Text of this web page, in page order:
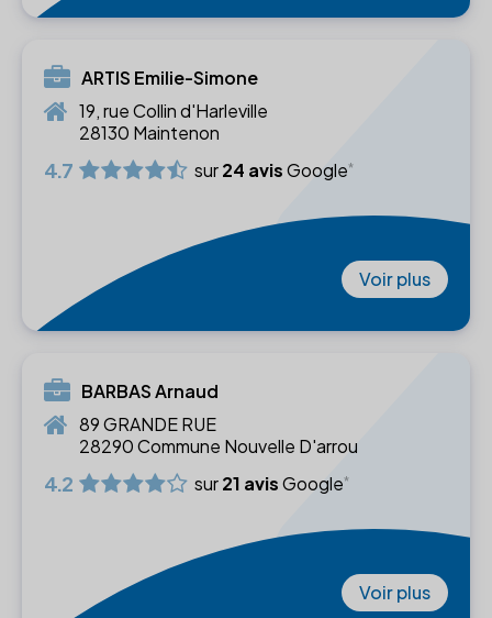
ARTIS Emilie-Simone
19, rue Collin d'Harleville
28130 Maintenon
4.7 sur24 avisGoogle
Voir plus
BARBAS Arnaud
89 GRANDE RUE
28290 Commune Nouvelle D'arrou
4.2 sur21 avisGoogle
Voir plus